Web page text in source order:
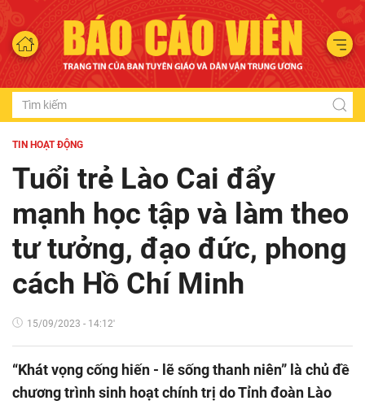
TIN HOẠT ĐỘNG
Tuổi trẻ Lào Cai đẩy
mạnh học tập và làm theo
tư tưởng, đạo đức, phong
cách Hồ Chí Minh
15/09/2023 - 14:12'
“Khát vọng cống hiến - lẽ sống thanh niên” là chủ đề
chương trình sinh hoạt chính trị do Tỉnh đoàn Lào